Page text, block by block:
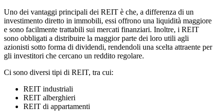
Uno dei vantaggi principali dei REIT è che, a differenza di un
investimento diretto in immobili, essi offrono una liquidità maggiore
e sono facilmente trattabili sui mercati finanziari. Inoltre, i REIT
sono obbligati a distribuire la maggior parte dei loro utili agli
azionisti sotto forma di dividendi, rendendoli una scelta attraente per
gli investitori che cercano un reddito regolare.
Ci sono diversi tipi di REIT, tra cui:
REIT industriali
REIT alberghieri
REIT di appartamenti